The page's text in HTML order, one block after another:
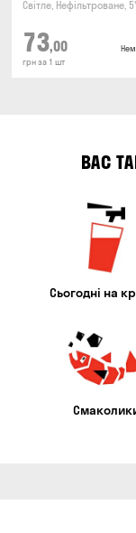
Світле, Нефільтроване,
73,00
грн за 1 шт
ВАС
Сьогодні на